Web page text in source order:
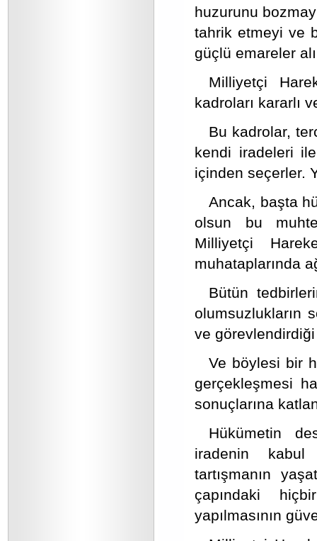
huzurunu
tahrik etmeyi ve
güçlü emareler
Milliyetçi
kadroları kararlı
Bu kadrolar,
kendi iradeleri
içinden seçerler.
Ancak, başta
olsun bu
Milliyetçi
muhataplarında
Bütün
olumsuzlukların
ve
Ve böylesi bir
gerçekleşmesi
sonuçlarına
Hükümetin
iradenin kabul
tartışmanın
çapındaki
yapılmasının